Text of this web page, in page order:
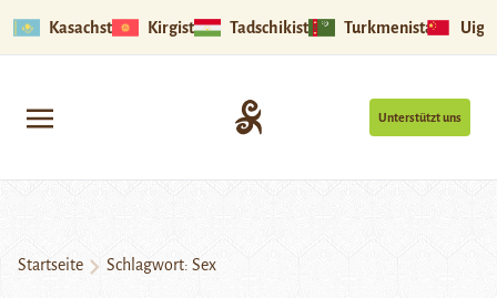
Kasachstan Kirgistan Tadschikistan Turkmenistan
Unterstützt uns
Startseite Schlagwort: Sex